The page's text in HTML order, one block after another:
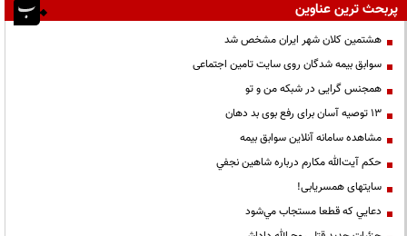
پربحث ترین عناوین
هشتمین کلان شهر ایران مشخص شد
سوابق بیمه شدگان روی سایت تامین اجتماعی
همجنس گرایی در شبکه من و تو
13 توصیه آسان برای رفع بوی بد دهان
مشاهده سامانه آنلاين سوابق بیمه
حكم آيت‌الله مكارم درباره شاهين نجفي
سایتهای همسریابی!
دعايي كه قطعا مستجاب مي‌شود